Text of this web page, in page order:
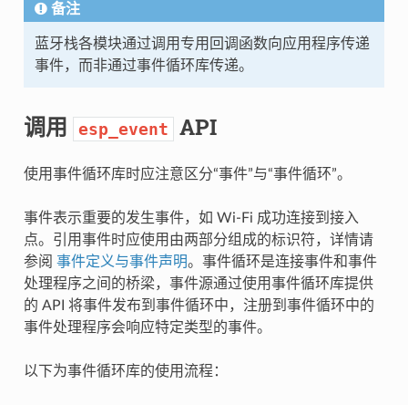
备注
蓝牙栈各模块通过调用专用回调函数向应用程序传递
事件，而非通过事件循环库传递。
调用 esp_event API
使用事件循环库时应注意区分“事件”与“事件循环”。
事件表示重要的发生事件，如 Wi-Fi 成功连接到接入
点。引用事件时应使用由两部分组成的标识符，详情请
参阅 事件定义与事件声明。事件循环是连接事件和事件
处理程序之间的桥梁，事件源通过使用事件循环库提供
的 API 将事件发布到事件循环中，注册到事件循环中的
事件处理程序会响应特定类型的事件。
以下为事件循环库的使用流程：